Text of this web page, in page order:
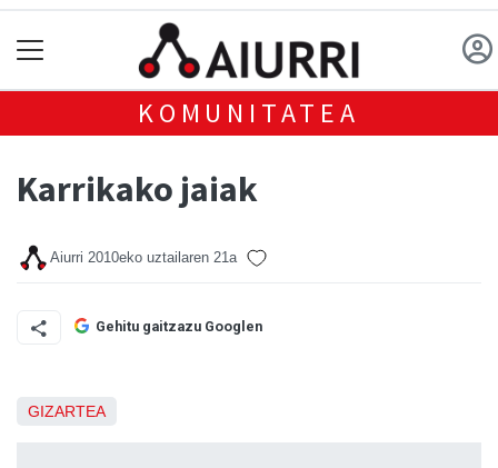
KOMUNITATEA
Karrikako jaiak
Aiurri 2010eko uztailaren 21a
Gehitu gaitzazu Googlen
GIZARTEA